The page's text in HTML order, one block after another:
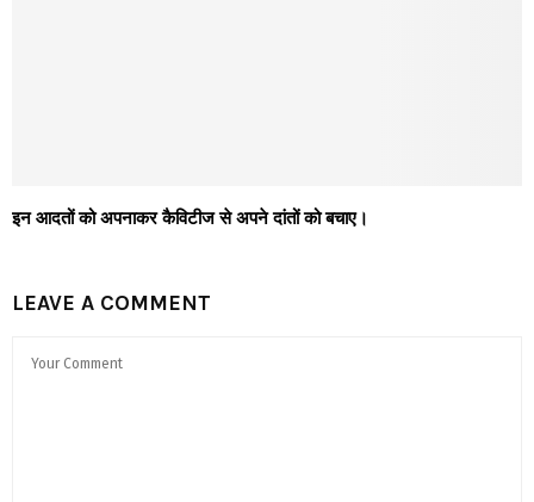
इन आदतों को अपनाकर कैविटीज से अपने दांतों को बचाए।
LEAVE A COMMENT